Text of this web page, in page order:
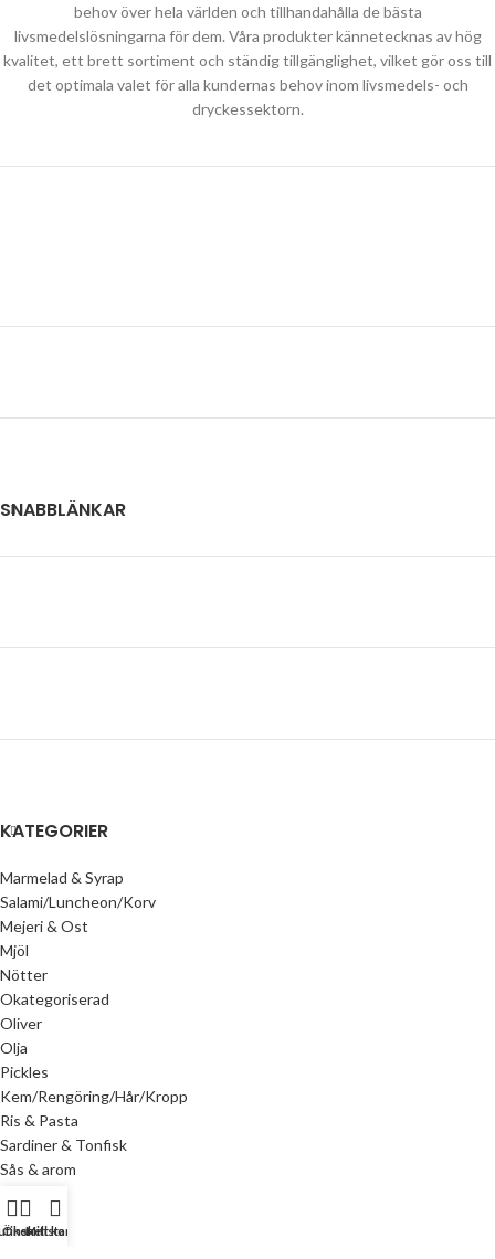
behov över hela världen och tillhandahålla de bästa
livsmedelslösningarna för dem. Våra produkter kännetecknas av hög
kvalitet, ett brett sortiment och ständig tillgänglighet, vilket gör oss till
det optimala valet för alla kundernas behov inom livsmedels- och
dryckessektorn.
SNABBLÄNKAR
KATEGORIER
Marmelad & Syrap
Salami/Luncheon/Korv
Mejeri & Ost
Mjöl
Nötter
Okategoriserad
Oliver
Olja
Pickles
Kem/Rengöring/Hår/Kropp
Ris & Pasta
Sardiner & Tonfisk
Sås & arom
Te
Tillbehör
Önskelista
Mitt konto